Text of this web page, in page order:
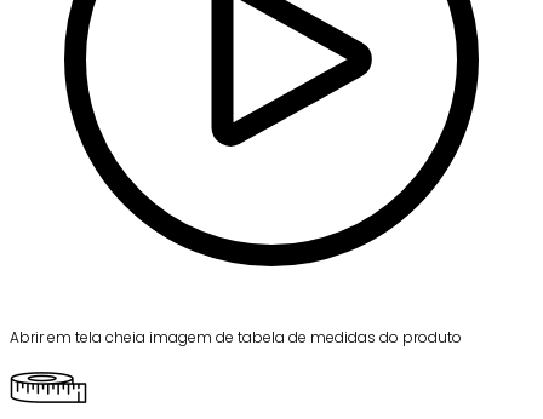
Abrir em tela cheia imagem de tabela de medidas do produto